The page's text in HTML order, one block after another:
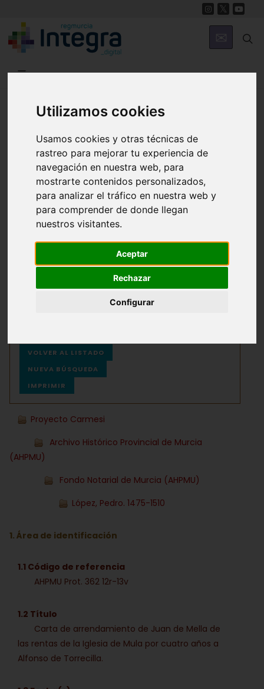
Utilizamos cookies
Usamos cookies y otras técnicas de
rastreo para mejorar tu experiencia de
navegación en nuestra web, para
mostrarte contenidos personalizados,
para analizar el tráfico en nuestra web y
para comprender de donde llegan
nuestros visitantes.
Aceptar
Rechazar
Configurar
Fondos documentales |Colecciones de fotografías
Hemeroteca|Cine doméstico
Búsqueda Sencilla Avanzada
Archivos Ayuda
VOLVER AL LISTADO
NUEVA BÚSQUEDA
IMPRIMIR
Proyecto Carmesi
Archivo Histórico Provincial de Murcia
(AHPMU)
Fondo Notarial de Murcia (AHPMU)
López, Pedro. 1475-1510
1. Área de identificación
1.1 Código de referencia
AHPMU Prot. 362 12r-13v
1.2 Título
Carta de arrendamiento de Juan de Mella de
las rentas de la Iglesia de Mula por cuatro años a
Alfonso de Torrecilla.